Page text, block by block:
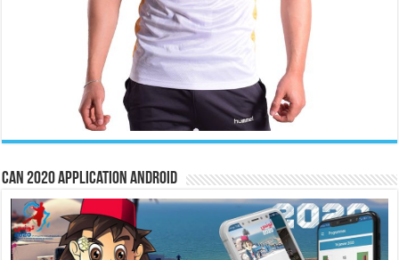
CAN 2020 Application Android